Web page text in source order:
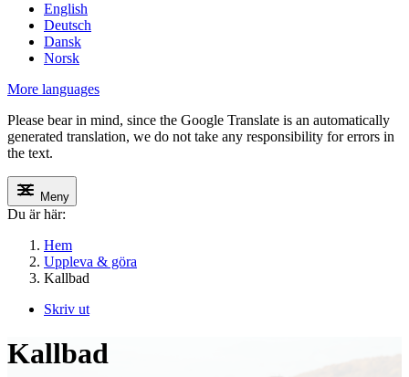
English
Deutsch
Dansk
Norsk
More languages
Please bear in mind, since the Google Translate is an automatically
generated translation, we do not take any responsibility for errors in
the text.
Meny
Du är här:
Hem
Uppleva & göra
Kallbad
Skriv ut
Kallbad